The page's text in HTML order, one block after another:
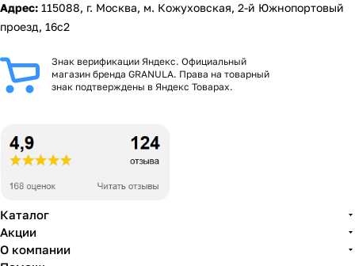
Адрес: 115088, г. Москва, м. Кожуховская, 2-й Южнопортовый
проезд, 16с2
Знак верификации Яндекс. Официальный
магазин бренда GRANULA. Права на товарный
знак подтверждены в Яндекс Товарах.
Каталог
Акции
О компании